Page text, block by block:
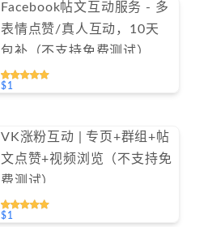
Facebook帖文互动服务 - 多
表情点赞/真人互动，10天
包补（不支持免费测试）
$1
VK涨粉互动 | 专页+群组+帖
文点赞+视频浏览（不支持免
费测试）
$1